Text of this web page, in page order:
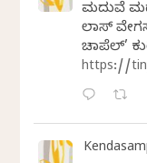
ಮದುವೆ
ಲಾಸ್‌
ಚಾಪೆಲ್’
https://